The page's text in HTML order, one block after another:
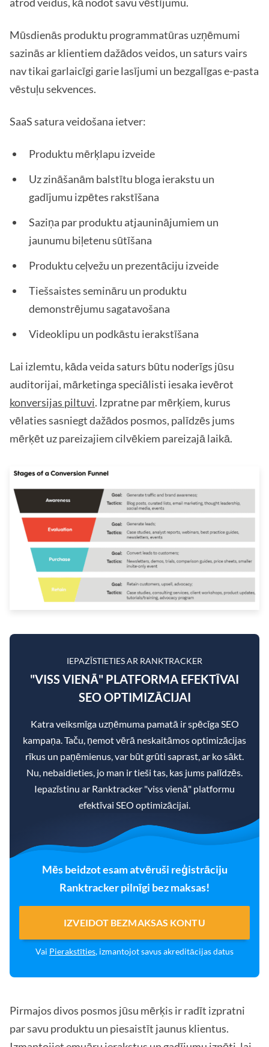
Mūsdienās produktu programmatūras uzņēmumi
sazinās ar klientiem dažādos veidos, un saturs vairs
nav tikai garlaicīgi garie lasījumi un bezgalīgas e-pasta
vēstuļu sekvences.
SaaS satura veidošana ietver:
Produktu mērķlapu izveide
Uz zināšanām balstītu bloga ierakstu un
gadījumu izpētes rakstīšana
Saziņa par produktu atjauninājumiem un
jaunumu biļetenu sūtīšana
Produktu ceļvežu un prezentāciju izveide
Tiešsaistes semināru un produktu
demonstrējumu sagatavošana
Videoklipu un podkāstu ierakstīšana
Lai izlemtu, kāda veida saturs būtu noderīgs jūsu
auditorijai, mārketinga speciālisti iesaka ievērot
konversijas piltuvi. Izpratne par mērķiem, kurus
vēlaties sasniegt dažādos posmos, palīdzēs jums
mērķēt uz pareizajiem cilvēkiem pareizajā laikā.
IEPAZĪSTIETIES AR RANKTRACKER
"VISS VIENĀ" PLATFORMA EFEKTĪVAI
SEO OPTIMIZĀCIJAI
Katra veiksmīga uzņēmuma pamatā ir spēcīga SEO
kampaņa. Taču, ņemot vērā neskaitāmos optimizācijas
rīkus un paņēmienus, var būt grūti saprast, ar ko sākt.
Nu, nebaidieties, jo man ir tieši tas, kas jums palīdzēs.
Iepazīstinu ar Ranktracker "viss vienā" platformu
efektīvai SEO optimizācijai.
Mēs beidzot esam atvēruši reģistrāciju
Ranktracker pilnīgi bez maksas!
IZVEIDOT BEZMAKSAS KONTU
Vai Pierakstīties, izmantojot savus akreditācijas datus
Pirmajos divos posmos jūsu mērķis ir radīt izpratni
par savu produktu un piesaistīt jaunus klientus.